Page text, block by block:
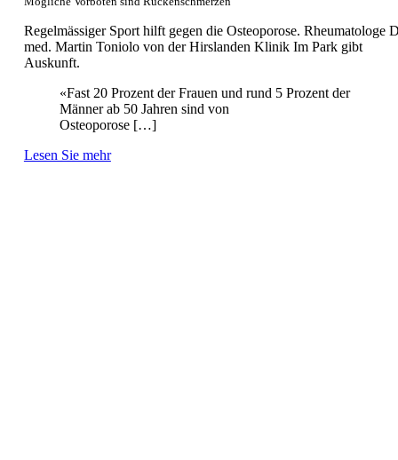
Regelmässiger Sport hilft gegen die Osteoporose. Rheumatologe
med. Martin Toniolo von der Hirslanden Klinik Im Park gibt
Auskunft.
«Fast 20 Prozent der Frauen und rund 5 Prozent der
Männer ab 50 Jahren sind von
Osteoporose […]
Lesen Sie mehr